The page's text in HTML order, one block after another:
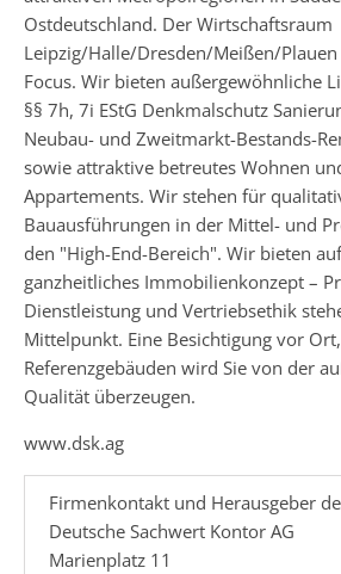
Ostdeutschland. Der Wirtschaftsraum
Leipzig/Halle/Dresden/Meißen/
Focus. Wir bieten außergewöhnliche
§§ 7h, 7i EStG Denkmalschutz
Neubau- und Zweitmarkt-Bestands-
sowie attraktive betreutes Wohnen
Appartements. Wir stehen für
Bauausführungen in der Mittel- und
den "High-End-Bereich". Wir bieten
ganzheitliches Immobilienkonzept –
Dienstleistung und Vertriebsethik
Mittelpunkt. Eine Besichtigung vor
Referenzgebäuden wird Sie von der
Qualität überzeugen.
www.dsk.ag
Firmenkontakt und Herausgeber
Deutsche Sachwert Kontor AG
Marienplatz 11